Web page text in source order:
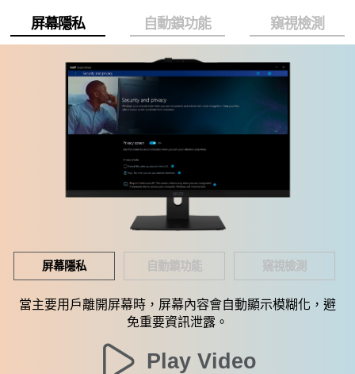
屏幕隱私 自動鎖功能 窺視檢測
屏幕隱私 自動鎖功能 窺視檢測
當主要用戶離開屏幕時，屏幕內容會自動顯示模糊化，避
免重要資訊泄露。
Play Video